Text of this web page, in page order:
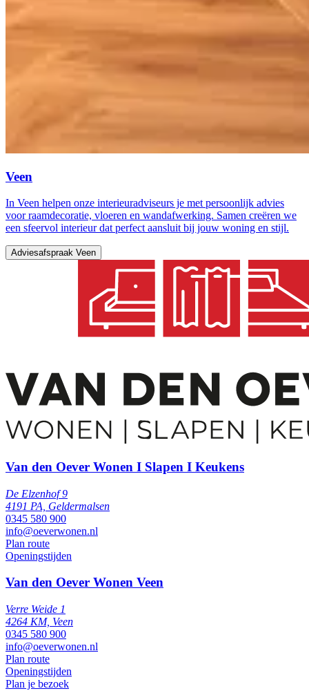
Veen
In Veen helpen onze interieuradviseurs je met persoonlijk advies
voor raamdecoratie, vloeren en wandafwerking. Samen creëren we
een sfeervol interieur dat perfect aansluit bij jouw woning en stijl.
Adviesafspraak Veen
Van den Oever Wonen I Slapen I Keukens
De Elzenhof 9
4191 PA, Geldermalsen
0345 580 900
info@oeverwonen.nl
Plan route
Openingstijden
Van den Oever Wonen Veen
Verre Weide 1
4264 KM, Veen
0345 580 900
info@oeverwonen.nl
Plan route
Openingstijden
Plan je bezoek